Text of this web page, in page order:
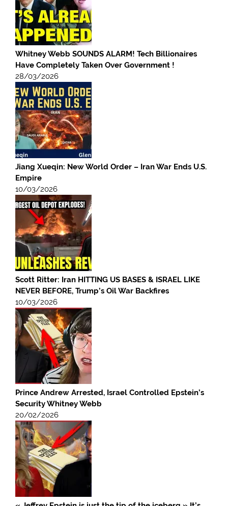
Whitney Webb SOUNDS ALARM! Tech Billionaires
Have Completely Taken Over Government !
28/03/2026
Jiang Xueqin: New World Order – Iran War Ends U.S.
Empire
10/03/2026
Scott Ritter: Iran HITTING US BASES & ISRAEL LIKE
NEVER BEFORE, Trump’s Oil War Backfires
10/03/2026
Prince Andrew Arrested, Israel Controlled Epstein’s
Security Whitney Webb
20/02/2026